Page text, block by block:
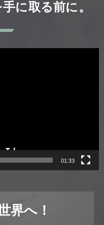
に取る前に。
01:33
界へ！